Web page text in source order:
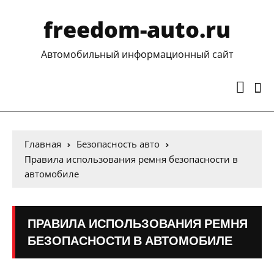
freedom-auto.ru
Автомобильный информационный сайт
Главная
Безопасность авто
Правила использования ремня безопасности в
автомобиле
ПРАВИЛА ИСПОЛЬЗОВАНИЯ РЕМНЯ
БЕЗОПАСНОСТИ В АВТОМОБИЛЕ